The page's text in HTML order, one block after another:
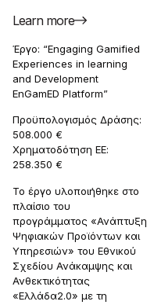
Learn more
Έργο: “Engaging Gamified
Experiences in learning
and Development
EnGamED Platform”
Προϋπολογισμός Δράσης:
508.000 €
Χρηματοδότηση ΕΕ:
258.350 €
Το έργο υλοποιήθηκε στο
πλαίσιο του
προγράμματος «Ανάπτυξη
Ψηφιακών Προϊόντων και
Υπηρεσιών» του Εθνικού
Σχεδίου Ανάκαμψης και
Ανθεκτικότητας
«Ελλάδα2.0» με τη